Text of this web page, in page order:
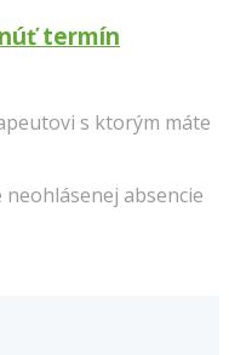
termín
s ktorým máte
absencie